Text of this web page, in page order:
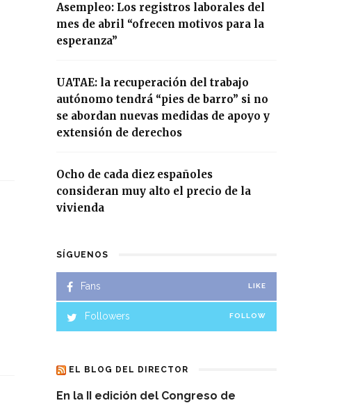
Asempleo: Los registros laborales del
mes de abril “ofrecen motivos para la
esperanza”
UATAE: la recuperación del trabajo
autónomo tendrá “pies de barro” si no
se abordan nuevas medidas de apoyo y
extensión de derechos
Ocho de cada diez españoles
consideran muy alto el precio de la
vivienda
SÍGUENOS
Fans LIKE
Followers FOLLOW
EL BLOG DEL DIRECTOR
En la II edición del Congreso de